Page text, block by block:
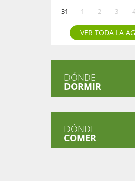
31
1 2 3
VER TODA LA
DÓNDE
DORMIR
DÓNDE
COMER